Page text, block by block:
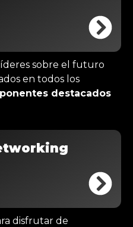
sobre el futuro
en todos los
ponentes destacados
disfrutar de